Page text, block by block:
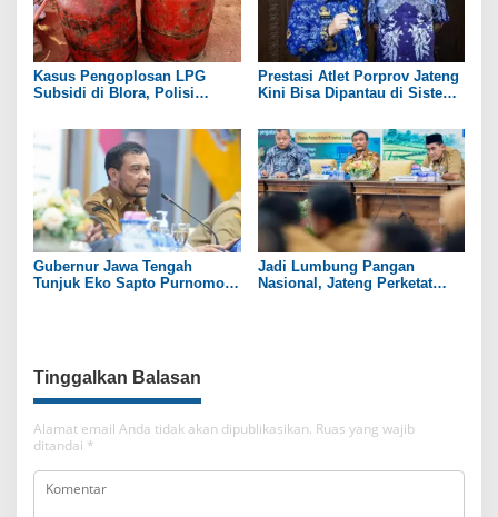
Kasus Pengoplosan LPG
Subsidi di Blora, Polisi
Prestasi Atlet Porprov Jateng
Kini Bisa Dipantau di Sistem
Gubernur Jawa Tengah
Tunjuk Eko Sapto Purnomo
Jadi Lumbung Pangan
Nasional, Jateng Perketat
Tinggalkan Balasan
Alamat email Anda tidak akan dipublikasikan. Ruas yang wajib
ditandai *